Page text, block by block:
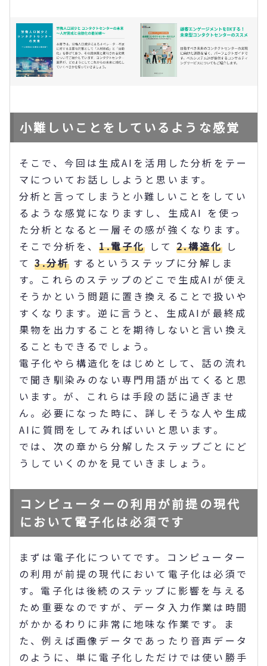
小難しいことをしているような感覚
そこで、今回は生成AIを活用した分析をテー
マについてお話ししようと思います。
分析と言ってしまうと小難しいことをしてい
るような感覚になりますし、生成AI を使っ
た分析となると一層その感が強くなります。
そこで分析を、1.電子化 して2.構造化 し
て3.分析 するというステップに分解しま
す。これらのステップのどこで生成AIが使え
そうかという問題に置き換えることで扱いや
すくなります。逆に言うと、生成AIが最終成
果物を出力することを期待しないと言い換え
ることもできるでしょう。
電子化やら構造化をはじめとして、話の流れ
で聞き馴染みのない専門用語が出てくると思
います。が、これらは手段の話に過ぎませ
ん。必要になった時に、詳しそうな人や生成
AIに質問をしてみればいいと思います。
では、次の章から分解したステップごとにど
うしていくのかを見ていきましょう。
コンピューターの利用が前提の現代
において電子化は必須です
まずは電子化についてです。コンピューター
の利用が前提の現代において電子化は必須で
す。電子化は後続のステップに影響を与える
ため重要なのですが、データ入力作業は時間
がかかるわりに非常に地味な作業です。ま
た、例えば画像データであったり音声データ
のように、単に電子化しただけでは使い勝手